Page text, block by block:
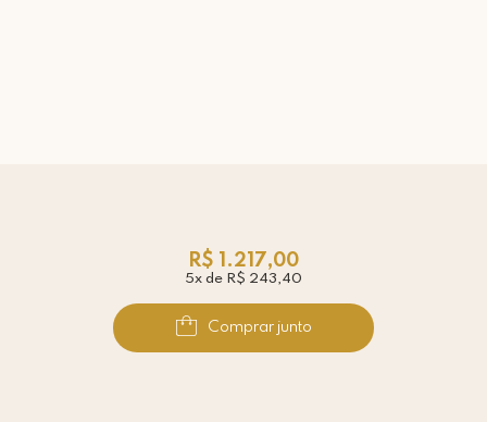
R$ 1.217,00
5x de R$ 243,40
Comprar junto